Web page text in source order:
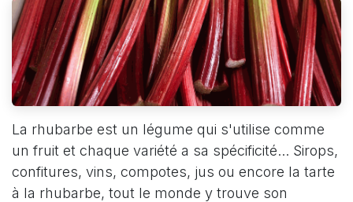
La rhubarbe est un légume qui s'utilise comme
un fruit et chaque variété a sa spécificité... Sirops,
confitures, vins, compotes, jus ou encore la tarte
à la rhubarbe, tout le monde y trouve son